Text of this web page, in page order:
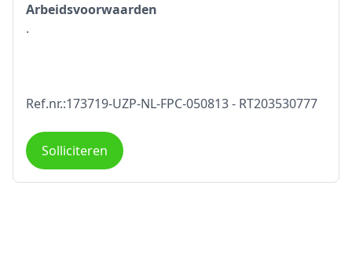
Arbeidsvoorwaarden
.
Ref.nr.:173719-UZP-NL-FPC-050813 - RT203530777
Solliciteren